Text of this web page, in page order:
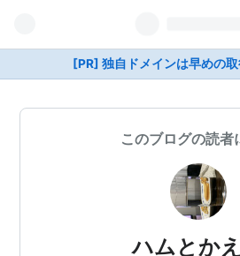
[PR] 独自ドメインは早めの取
このブログの読者
ハムとか